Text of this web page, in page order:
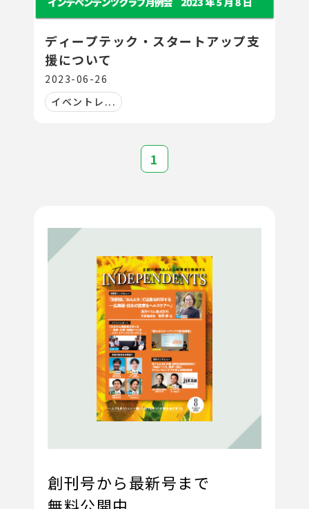
ディープテック・スタートアップ支
援について
2023-06-26
イベントレ...
1
創刊号から最新号まで